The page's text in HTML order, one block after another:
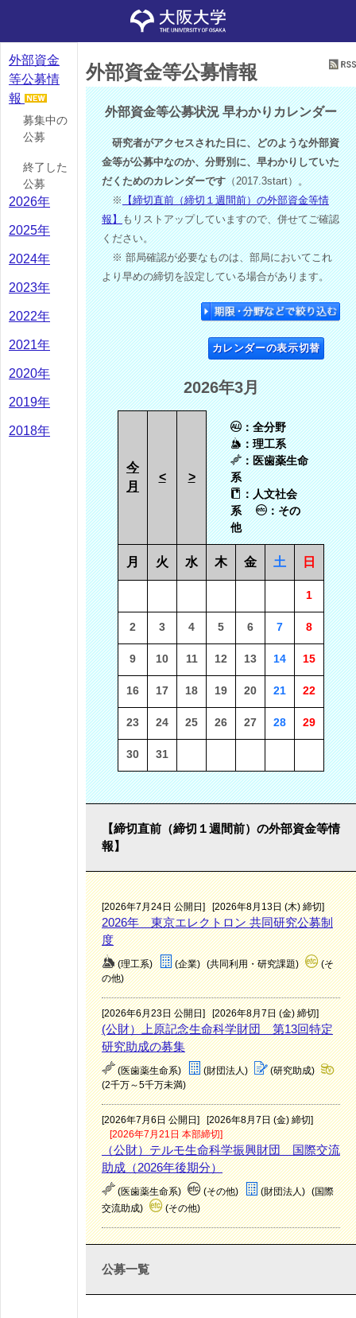
外部資金
等公募情
報
募集中の
公募
終了した
公募
2026年
2025年
2024年
2023年
2022年
2021年
2020年
2019年
2018年
外部資金等公募情報
外部資金等公募状況 早わかりカレンダー
研究者がアクセスされた日に、どのような外部資
金等が公募中なのか、分野別に、早わかりしていた
だくためのカレンダーです（2017.3start）。
※【締切直前（締切１週間前）の外部資金等情
報】もリストアップしていますので、併せてご確認
ください。
※ 部局確認が必要なものは、部局においてこれ
より早めの締切を設定している場合があります。
カレンダーの表示切替
2026年3月
今
月
< >
：全分野
：理工系
：医歯薬生命
系
：人文社会
系
：その
他
月 火 水 木 金 土 日
1
2 3 4 5 6 7 8
9 10 11 12 13 14 15
16 17 18 19 20 21 22
23 24 25 26 27 28 29
30 31
【締切直前（締切１週間前）の外部資金等情
報】
[2026年7月24日 公開日] [2026年8月13日 (木) 締切]
2026年 東京エレクトロン 共同研究公募制
度
(理工系) (企業) (共同利用・研究課題)
(そ
の他)
[2026年6月23日 公開日] [2026年8月7日 (金) 締切]
(公財）上原記念生命科学財団 第13回特定
研究助成の募集
(医歯薬生命系) (財団法人)
(研究助成)
(2千万～5千万未満)
[2026年7月6日 公開日] [2026年8月7日 (金) 締切]
[2026年7月21日 本部締切]
（公財）テルモ生命科学振興財団 国際交流
助成（2026年後期分）
(医歯薬生命系) (その他) (財団法人) (国際
交流助成)
(その他)
公募一覧